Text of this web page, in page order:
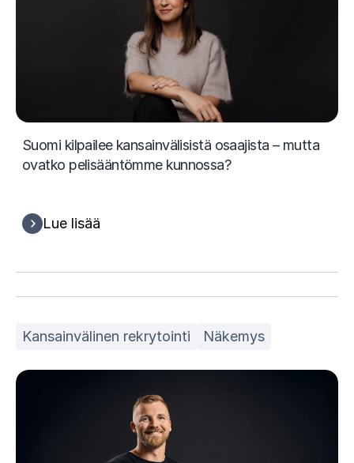
Suomi kilpailee kansainvälisistä osaajista – mutta
ovatko pelisääntömme kunnossa?
Lue lisää
Kansainvälinen rekrytointi Näkemys